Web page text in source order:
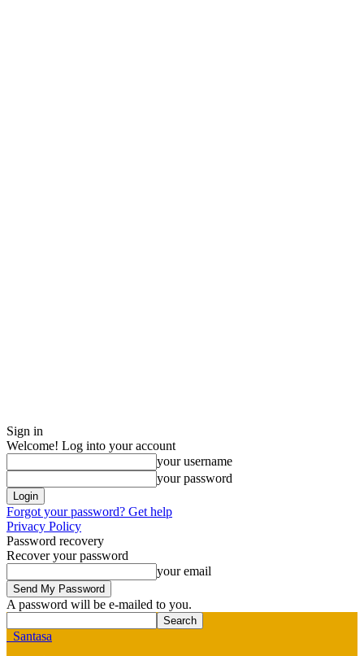
Sign in
Welcome! Log into your account
your username
your password
Forgot your password? Get help
Privacy Policy
Password recovery
Recover your password
your email
A password will be e-mailed to you.
Santasa